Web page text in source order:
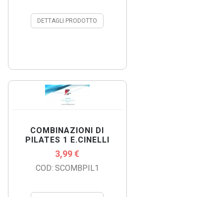
DETTAGLI PRODOTTO
COMBINAZIONI DI
PILATES 1 E.CINELLI
3,99 €
COD: SCOMBPIL1